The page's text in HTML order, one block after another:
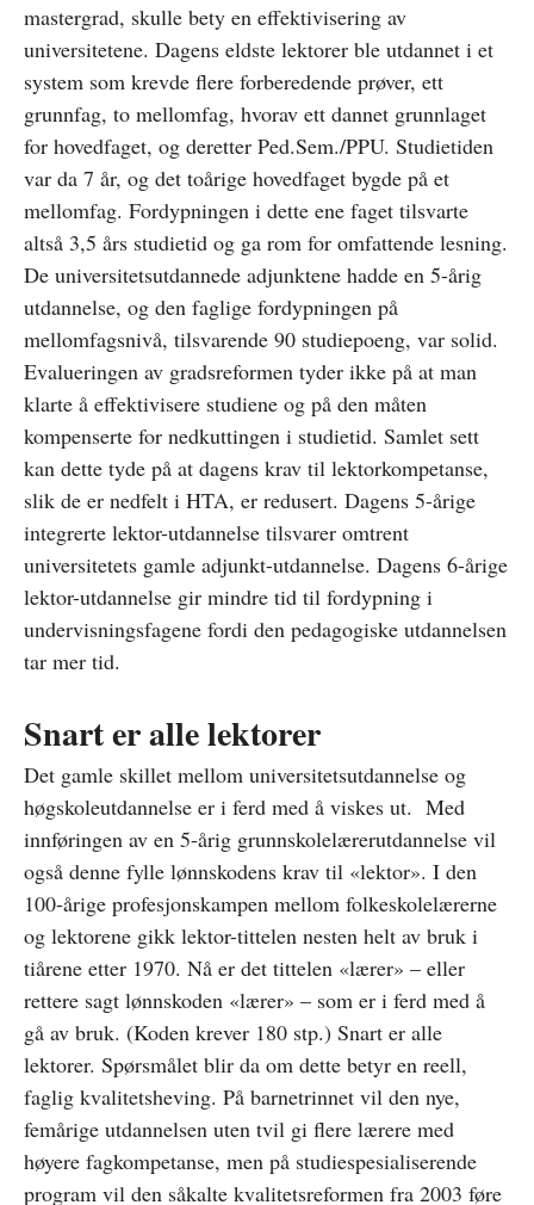
mastergrad, skulle bety en effektivisering av
universitetene. Dagens eldste lektorer ble utdannet i et
system som krevde flere forberedende prøver, ett
grunnfag, to mellomfag, hvorav ett dannet grunnlaget
for hovedfaget, og deretter Ped.Sem./PPU. Studietiden
var da 7 år, og det toårige hovedfaget bygde på et
mellomfag. Fordypningen i dette ene faget tilsvarte
altså 3,5 års studietid og ga rom for omfattende lesning.
De universitetsutdannede adjunktene hadde en 5-årig
utdannelse, og den faglige fordypningen på
mellomfagsnivå, tilsvarende 90 studiepoeng, var solid.
Evalueringen av gradsreformen tyder ikke på at man
klarte å effektivisere studiene og på den måten
kompenserte for nedkuttingen i studietid. Samlet sett
kan dette tyde på at dagens krav til lektorkompetanse,
slik de er nedfelt i HTA, er redusert. Dagens 5-årige
integrerte lektor-utdannelse tilsvarer omtrent
universitetets gamle adjunkt-utdannelse. Dagens 6-årige
lektor-utdannelse gir mindre tid til fordypning i
undervisningsfagene fordi den pedagogiske utdannelsen
tar mer tid.
Snart er alle lektorer
Det gamle skillet mellom universitetsutdannelse og
høgskoleutdannelse er i ferd med å viskes ut. Med
innføringen av en 5-årig grunnskolelærerutdannelse vil
også denne fylle lønnskodens krav til «lektor». I den
100-årige profesjonskampen mellom folkeskolelærerne
og lektorene gikk lektor-tittelen nesten helt av bruk i
tiårene etter 1970. Nå er det tittelen «lærer» – eller
rettere sagt lønnskoden «lærer» – som er i ferd med å
gå av bruk. (Koden krever 180 stp.) Snart er alle
lektorer. Spørsmålet blir da om dette betyr en reell,
faglig kvalitetsheving. På barnetrinnet vil den nye,
femårige utdannelsen uten tvil gi flere lærere med
høyere fagkompetanse, men på studiespesialiserende
program vil den såkalte kvalitetsreformen fra 2003 føre